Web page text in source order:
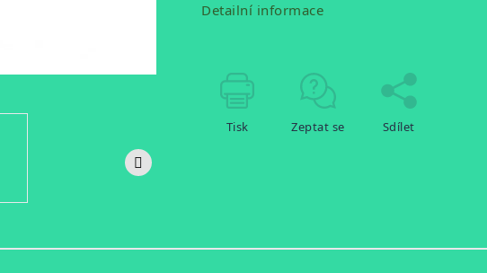
Detailní informace
Tisk Zeptat se Sdílet